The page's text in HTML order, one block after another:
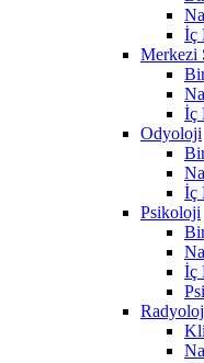
İç
Merkezi
İç
Odyoloji
İç
Psikoloji
İç